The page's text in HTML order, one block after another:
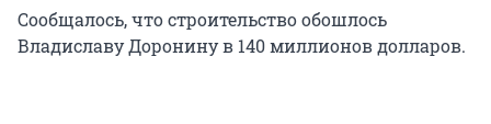
Сообщалось, что строительство обошлось
Владиславу Доронину в 140 миллионов долларов.